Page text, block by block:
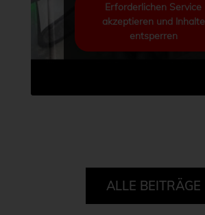
Erforderlichen Service
akzeptieren und Inhalte
entsperren
ALLE BEITRÄGE